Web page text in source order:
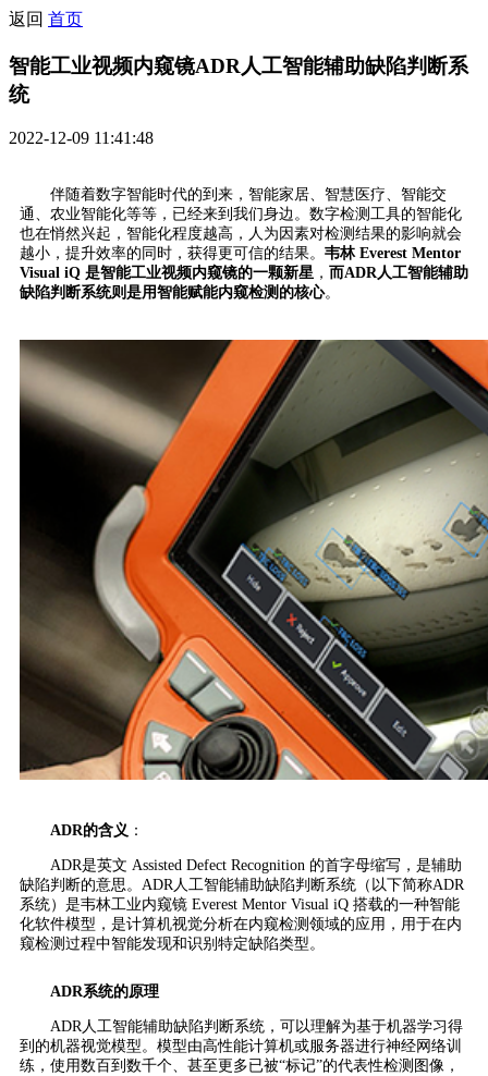
返回 首页
智能工业视频内窥镜ADR人工智能辅助缺陷判断系
统
2022-12-09 11:41:48
伴随着数字智能时代的到来，智能家居、智慧医疗、智能交
通、农业智能化等等，已经来到我们身边。数字检测工具的智能化
也在悄然兴起，智能化程度越高，人为因素对检测结果的影响就会
越小，提升效率的同时，获得更可信的结果。 韦林 Everest Mentor
Visual iQ 是智能工业视频内窥镜的一颗新星 ， 而ADR人工智能辅助
缺陷判断系统则是用智能赋能内窥检测的核心。
ADR的含义 ：
ADR是英文 Assisted Defect Recognition 的首字母缩写，是辅助
缺陷判断的意思。ADR人工智能辅助缺陷判断系统（以下简称ADR
系统）是韦林工业内窥镜 Everest Mentor Visual iQ 搭载的一种智能
化软件模型，是计算机视觉分析在内窥检测领域的应用，用于在内
窥检测过程中智能发现和识别特定缺陷类型。
ADR系统的原理
ADR人工智能辅助缺陷判断系统，可以理解为基于机器学习得
到的机器视觉模型。模型由高性能计算机或服务器进行神经网络训
练，使用数百到数千个、甚至更多已被“标记”的代表性检测图像，